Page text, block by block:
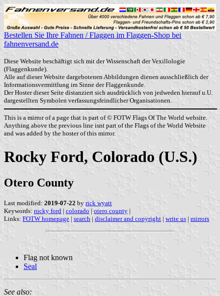
Bestellen Sie Ihre Fahnen / Flaggen im Flaggen-Shop bei
fahnenversand.de
Diese Website beschäftigt sich mit der Wissenschaft der Vexillologie
(Flaggenkunde).
Alle auf dieser Website dargebotenen Abbildungen dienen ausschließlich der
Informationsvermittlung im Sinne der Flaggenkunde.
Der Hoster dieser Seite distanziert sich ausdrücklich von jedweden hierauf u.U.
dargestellten Symbolen verfassungsfeindlicher Organisationen.
This is a mirror of a page that is part of © FOTW Flags Of The World website.
Anything above the previous line isnt part of the Flags of the World Website
and was added by the hoster of this mirror.
Rocky Ford, Colorado (U.S.)
Otero County
Last modified: 2019-07-22 by rick wyatt
Keywords: rocky ford | colorado | otero county |
Links: FOTW homepage | search | disclaimer and copyright | write us | mirrors
Flag not known
Seal
See also: